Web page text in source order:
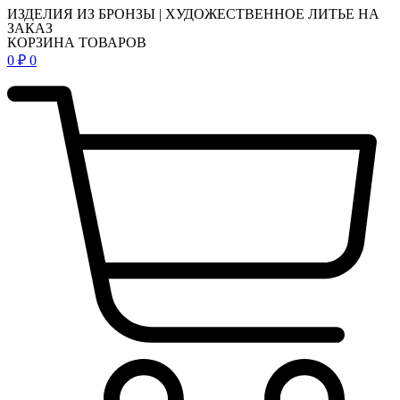
ИЗДЕЛИЯ ИЗ БРОНЗЫ | ХУДОЖЕСТВЕННОЕ ЛИТЬЕ НА
ЗАКАЗ
КОРЗИНА ТОВАРОВ
0 ₽ 0